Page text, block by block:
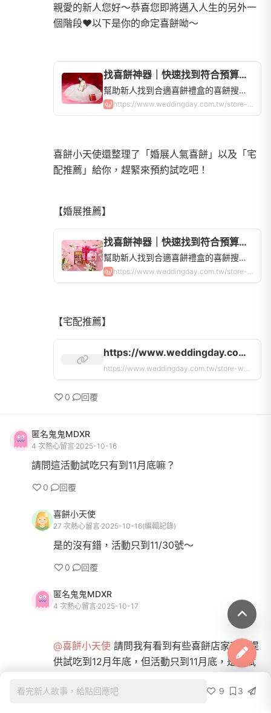
親愛的新人您好～恭喜您即將邁入人生的另外一
個階段❤️以下是你的命定喜餅呦～
找喜餅神器｜快速找到符合預算的喜餅禮盒，全台喜餅品牌查詢 | WeddingDay好婚市集
幫助新人找到合適喜餅禮盒的喜餅搜尋器！全台60間喜餅店，中式、西式、法式、日式禮盒，手工餅乾蛋糕超多選擇，讓你快速比價、申請試吃！
喜餅小天使還整理了「婚展人氣喜餅」以及「宅
配推薦」給你，趕緊來預約試吃吧！
【婚展推薦】
找喜餅神器｜快速找到符合預算的喜餅禮盒，全台喜餅品牌查詢 | WeddingDay好婚市集
幫助新人找到合適喜餅禮盒的喜餅搜尋器！全台60間喜餅店，中式、西式、法式、日式禮盒，手工餅乾蛋糕超多選擇，讓你快速比價、申請試吃！
【宅配推薦】
https://www.weddingday.com.tw/store-weddingcake/tasting｜
0 回覆
匿名鬼鬼MDXR
4 次熱心留言 2025-10-16
請問這活動試吃只有到11月底嘛？
0 回覆
喜餅小天使
27 次熱心留言 2025-10-16(編輯記錄)
是的沒有錯，活動只到11/30號～
0 回覆
匿名鬼鬼MDXR
4 次熱心留言 2025-10-17
@喜餅小天使 請問我有看到有些喜餅店家可以提
供試吃到12月年底，但活動只到11月底，是指試
等於我一樣可以免費試吃到年底，但放棄11月底
看完新人故事，給點回應吧 9 3